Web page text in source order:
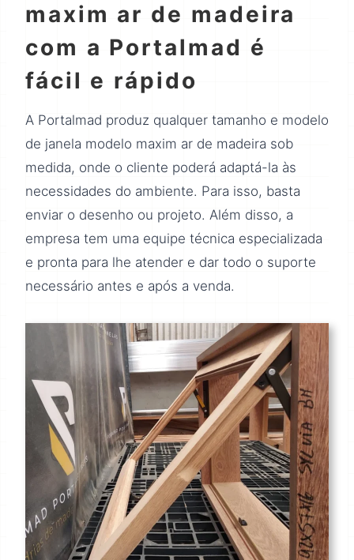
maxim ar de madeira
com a Portalmad é
fácil e rápido
A Portalmad produz qualquer tamanho e modelo
de janela modelo maxim ar de madeira sob
medida, onde o cliente poderá adaptá-la às
necessidades do ambiente. Para isso, basta
enviar o desenho ou projeto. Além disso, a
empresa tem uma equipe técnica especializada
e pronta para lhe atender e dar todo o suporte
necessário antes e após a venda.